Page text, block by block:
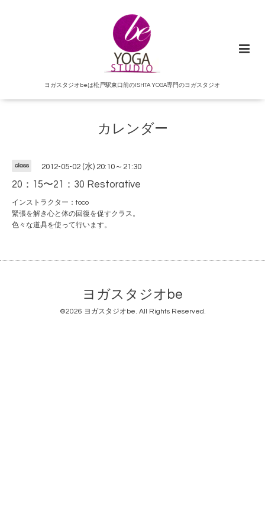
ヨガスタジオbeは松戸駅東口前のISHTA YOGA専門のヨガスタジオ
カレンダー
class 2012-05-02 (水) 20:10～21:30
20：15〜21：30 Restorative
インストラクター：toco
緊張を解き心と体の回復を促すクラス。
色々な道具を使って行います。
ヨガスタジオbe
©2026 ヨガスタジオbe. All Rights Reserved.